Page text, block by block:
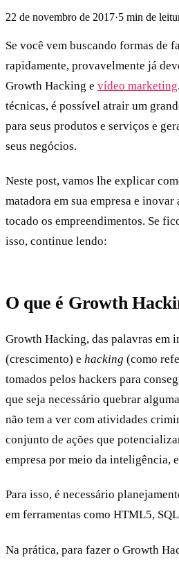
22 de novembro de 2017·5 min de
Se você vem buscando formas de
rapidamente, provavelmente já
Growth Hacking e vídeo marketing
técnicas, é possível atrair um
para seus produtos e serviços e
seus negócios.
Neste post, vamos lhe explicar
matadora em sua empresa e inovar
tocado os empreendimentos. Se
isso, continue lendo:
O que é Growth
Growth Hacking, das palavras em
(crescimento) e hacking (como
tomados pelos hackers para
que seja necessário quebrar
não tem a ver com atividades
conjunto de ações que
empresa por meio da inteligência,
Para isso, é necessário
em ferramentas como HTML5,
Na prática, para fazer o Growth